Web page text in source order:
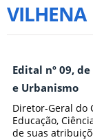
VILHENA
Edital nº 09,
e Urbanismo
Diretor-Geral do
Educação,
de suas